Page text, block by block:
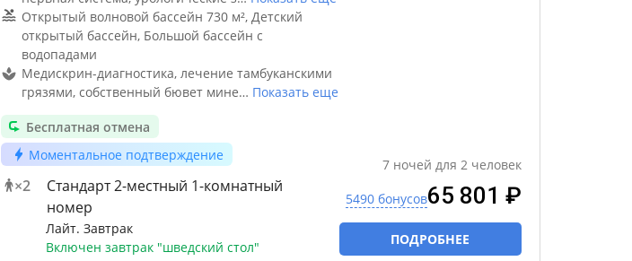
Открытый волновой бассейн 730 м², Детский
открытый бассейн, Большой бассейн с
водопадами
Медискрин-диагностика, лечение тамбуканскими
грязями, собственный бювет мине… Показать еще
Бесплатная отмена
Моментальное подтверждение
×2
Стандарт 2-местный 1-комнатный
номер
Лайт. Завтрак
Включен завтрак "шведский стол"
7 ночей для 2 человек
5490 бонусов65 801 ₽
ПОДРОБНЕЕ